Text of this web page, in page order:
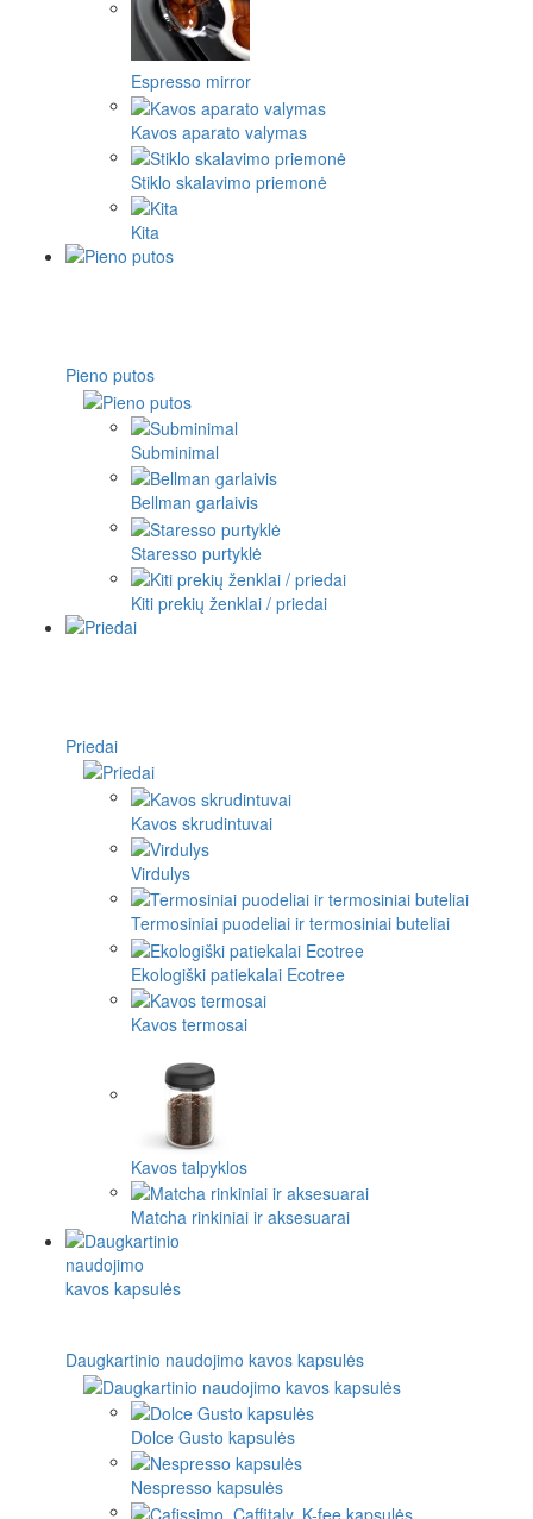
Espresso mirror
Kavos aparato valymas
Stiklo skalavimo priemonė
Kita
Pieno putos
Subminimal
Bellman garlaivis
Staresso purtyklė
Kiti prekių ženklai / priedai
Priedai
Kavos skrudintuvai
Virdulys
Termosiniai puodeliai ir termosiniai buteliai
Ekologiški patiekalai Ecotree
Kavos termosai
Kavos talpyklos
Matcha rinkiniai ir aksesuarai
Daugkartinio naudojimo kavos kapsulės
Dolce Gusto kapsulės
Nespresso kapsulės